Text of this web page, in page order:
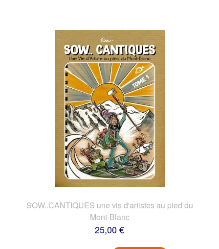
SOW..CANTIQUES une vis d'artistes au pied du
Mont-Blanc
25,00 €